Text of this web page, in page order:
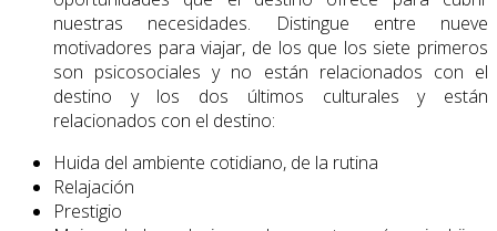
nuestras necesidades. Distingue entre nueve
motivadores para viajar, de los que los siete primeros
son psicosociales y no están relacionados con el
destino y los dos últimos culturales y están
relacionados con el destino:
Huida del ambiente cotidiano, de la rutina
Relajación
Prestigio